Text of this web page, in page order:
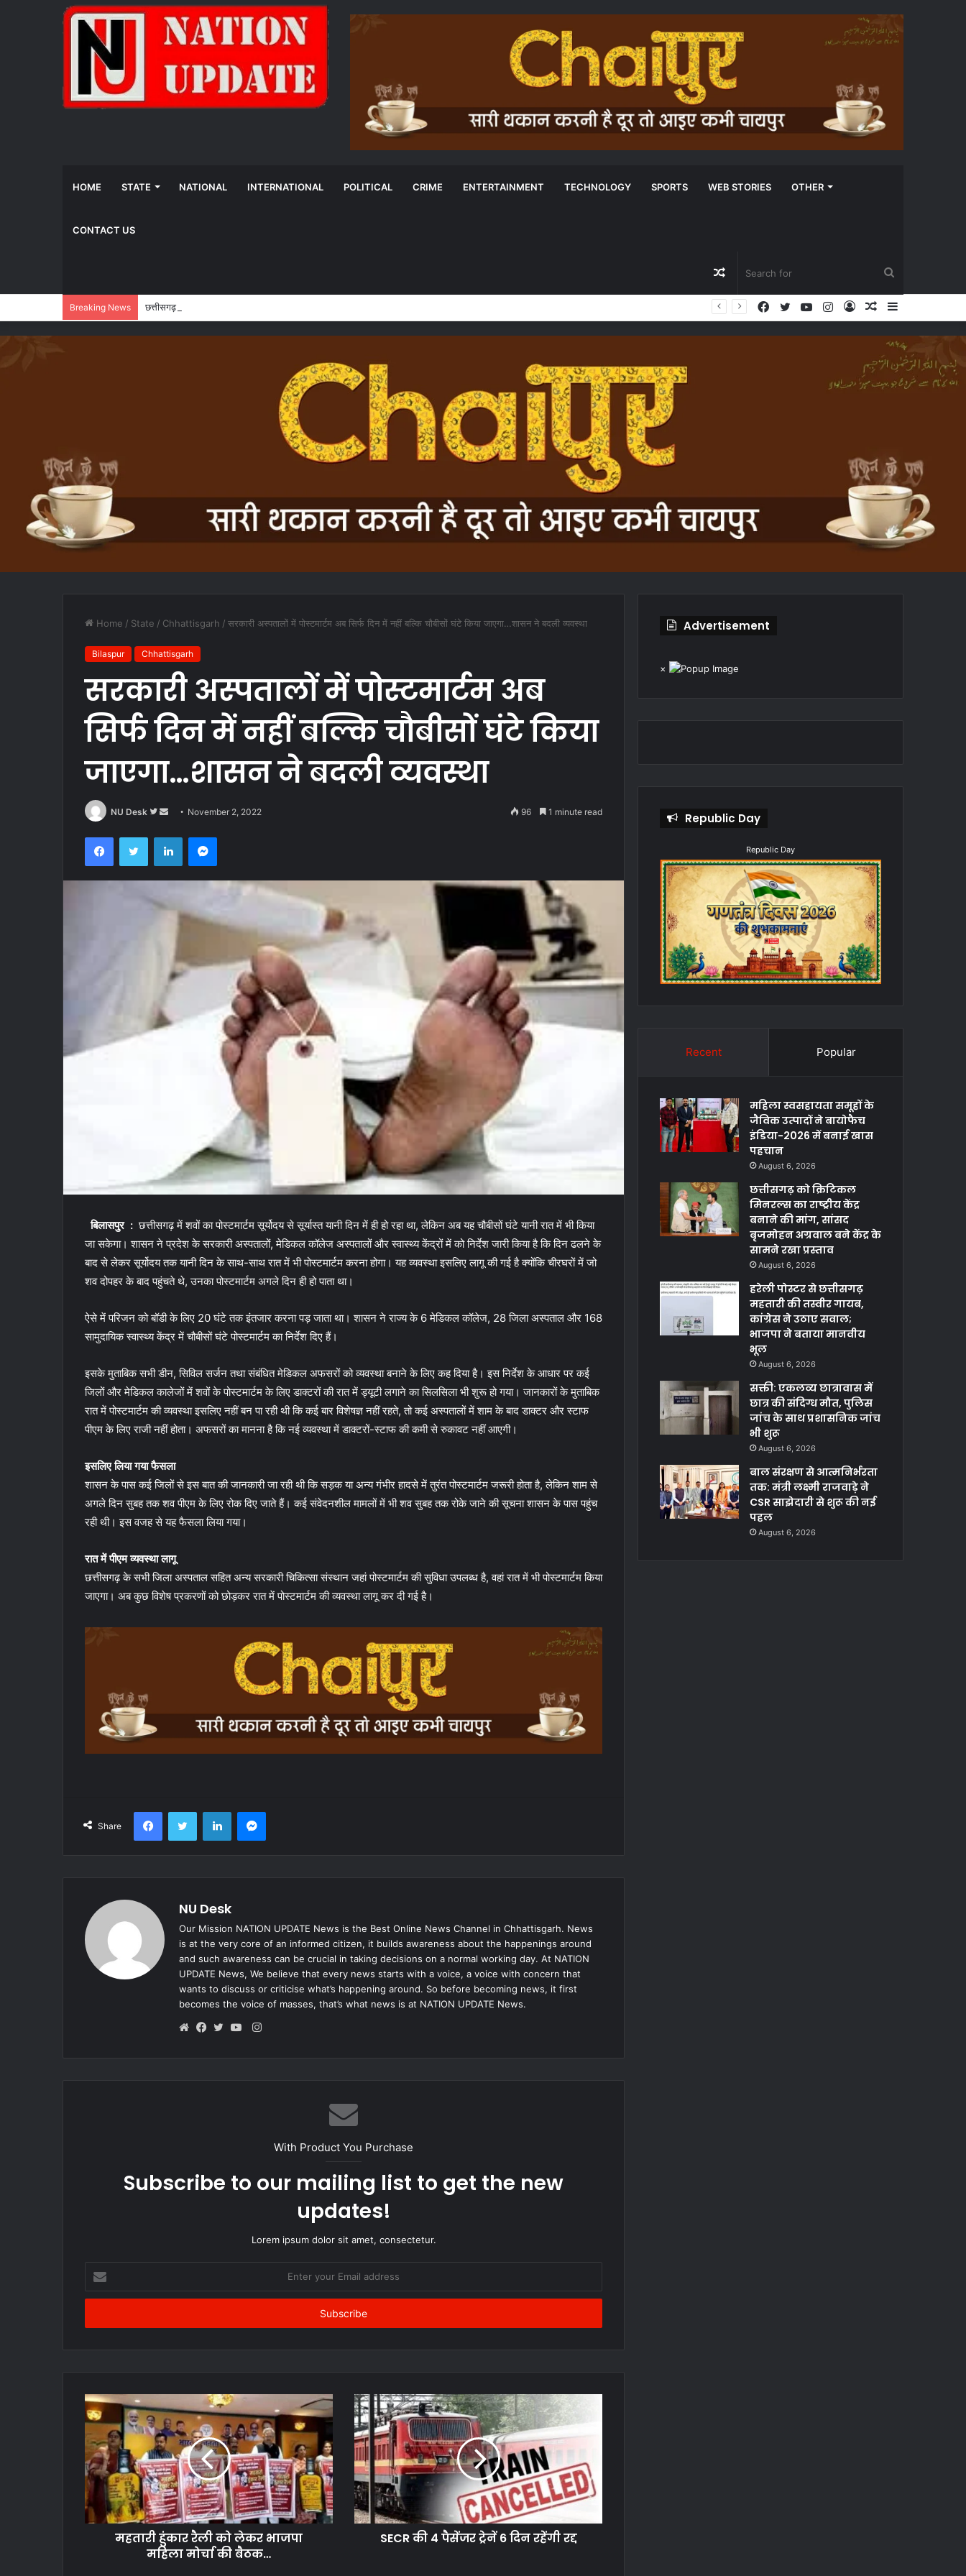
HOME STATE NATIONAL INTERNATIONAL POLITICAL CRIME ENTERTAINMENT TECHNOLOGY SPORTS WEB STORIES OTHER
CONTACT US
for
Random
Article
Breaking News छत्तीसगढ़ को क्रिटिकल मिनरल्स का राष्ट्रीय केंद्र बनाने की मांग, सांसद बृजमोहन अग्रवाल बने केंद्र के सामने रखा प्रस्ताव Sidebar
Random
Log
Instagram
YouTube
Twitter
Facebook
Home / State / Chhattisgarh / सरकारी अस्पतालों में पोस्टमार्टम अब सिर्फ दिन में नहीं बल्कि चौबीसों घंटे किया जाएगा…शासन ने बदली व्यवस्था
Bilaspur Chhattisgarh
सरकारी अस्पतालों में पोस्टमार्टम अब
सिर्फ दिन में नहीं बल्कि चौबीसों घंटे किया
जाएगा…शासन ने बदली व्यवस्था
NU Desk
Follow
Twitter
Send November 2, 2022 96 1 minute read
FacebookTwitter LinkedInMessenger
बिलासपुर : छत्तीसगढ़ में शवों का पोस्टमार्टम सूर्योदय से सूर्यास्त यानी दिन में ही हो रहा था, लेकिन अब यह चौबीसों घंटे यानी रात में भी किया
जा सकेगा। शासन ने प्रदेश के सरकारी अस्पतालों, मेडिकल कॉलेज अस्पतालों और स्वास्थ्य केंद्रों में को निर्देश जारी किया है कि दिन ढलने के
बाद से लेकर सूर्योदय तक यानी दिन के साथ-साथ रात में भी पोस्टमार्टम करना होगा। यह व्यवस्था इसलिए लागू की गई है क्योंकि चीरघरों में जो
शव दोपहर के बाद पहुंचते थे, उनका पोस्टमार्टम अगले दिन ही हो पाता था।
ऐसे में परिजन को बॉडी के लिए 20 घंटे तक इंतजार करना पड़ जाता था। शासन ने राज्य के 6 मेडिकल कॉलेज, 28 जिला अस्पताल और 168
सामुदायिक स्वास्थ्य केंद्र में चौबीसों घंटे पोस्टमार्टम का निर्देश दिए हैं।
इसके मुताबिक सभी डीन, सिविल सर्जन तथा संबंधित मेडिकल अफसरों को व्यवस्था बनाने के लिए कह दिया है। इस निर्देश के आधार पर कई
जिलों और मेडिकल कालेजों में शवों के पोस्टमार्टम के लिए डाक्टरों की रात में ड्यूटी लगाने का सिलसिला भी शुरू हो गया। जानकारों के मुताबिक
रात में पोस्टमार्टम की व्यवस्था इसलिए नहीं बन पा रही थी कि कई बार विशेषज्ञ नहीं रहते, तो कई अस्पतालों में शाम के बाद डाक्टर और स्टाफ
पीएम के लिए राजी नहीं होता। अफसरों का मानना है कि नई व्यवस्था में डाक्टरों-स्टाफ की कमी से रुकावट नहीं आएगी।
इसलिए लिया गया फैसला
शासन के पास कई जिलों से इस बात की जानकारी जा रही थी कि सड़क या अन्य गंभीर हादसे में तुरंत पोस्टमार्टम जरूरी होता है, लेकिन शाम से
अगले दिन सुबह तक शव पीएम के लिए रोक दिए जाते हैं। कई संवेदनशील मामलों में भी शव सुबह तक रोके जाने की सूचना शासन के पास पहुंच
रही थी। इस वजह से यह फैसला लिया गया।
रात में पीएम व्यवस्था लागू
छत्तीसगढ़ के सभी जिला अस्पताल सहित अन्य सरकारी चिकित्सा संस्थान जहां पोस्टमार्टम की सुविधा उपलब्ध है, वहां रात में भी पोस्टमार्टम किया
जाएगा। अब कुछ विशेष प्रकरणों को छोड़कर रात में पोस्टमार्टम की व्यवस्था लागू कर दी गई है।
Share
FacebookTwitter LinkedInMessenger
NU Desk
Our Mission NATION UPDATE News is the Best Online News Channel in Chhattisgarh. News
is at the very core of an informed citizen, it builds awareness about the happenings around
and such awareness can be crucial in taking decisions on a normal working day. At NATION
UPDATE News, We believe that every news starts with a voice, a voice with concern that
wants to discuss or criticise what’s happening around. So before becoming news, it first
becomes the voice of masses, that’s what news is at NATION UPDATE News.
Instagram
With Product You Purchase
Subscribe to our mailing list to get the new
updates!
Lorem ipsum dolor sit amet, consectetur.
your
Email
महतारी हुंकार रैली को लेकर भाजपा
महिला मोर्चा की बैठक…
SECR की 4 पैसेंजर ट्रेनें 6 दिन रहेंगी रद्द
Advertisement
×
Republic Day
Republic Day
Recent Popular
महिला स्वसहायता समूहों के
जैविक उत्पादों ने बायोफैच
इंडिया-2026 में बनाई खास
पहचान
August 6, 2026
छत्तीसगढ़ को क्रिटिकल
मिनरल्स का राष्ट्रीय केंद्र
बनाने की मांग, सांसद
बृजमोहन अग्रवाल बने केंद्र के
सामने रखा प्रस्ताव
August 6, 2026
हरेली पोस्टर से छत्तीसगढ़
महतारी की तस्वीर गायब,
कांग्रेस ने उठाए सवाल;
भाजपा ने बताया मानवीय
भूल
August 6, 2026
सक्ती: एकलव्य छात्रावास में
छात्र की संदिग्ध मौत, पुलिस
जांच के साथ प्रशासनिक जांच
भी शुरू
August 6, 2026
बाल संरक्षण से आत्मनिर्भरता
तक: मंत्री लक्ष्मी राजवाड़े ने
CSR साझेदारी से शुरू की नई
पहल
August 6, 2026